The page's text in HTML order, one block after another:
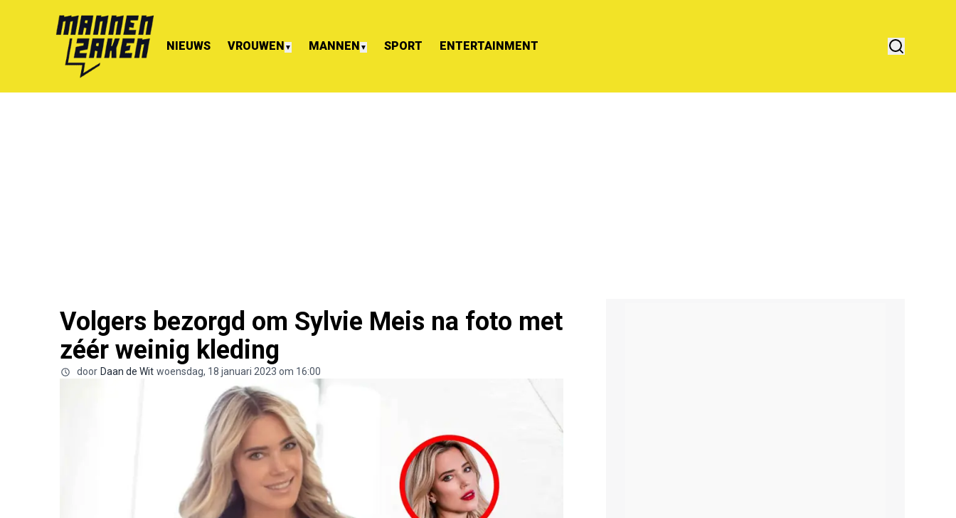
NIEUWS VROUWEN ▼ MANNEN ▼ SPORT ENTERTAINMENT
Volgers bezorgd om Sylvie Meis na foto met
zéér weinig kleding
door Daan de Wit woensdag, 18 januari 2023 om 16:00